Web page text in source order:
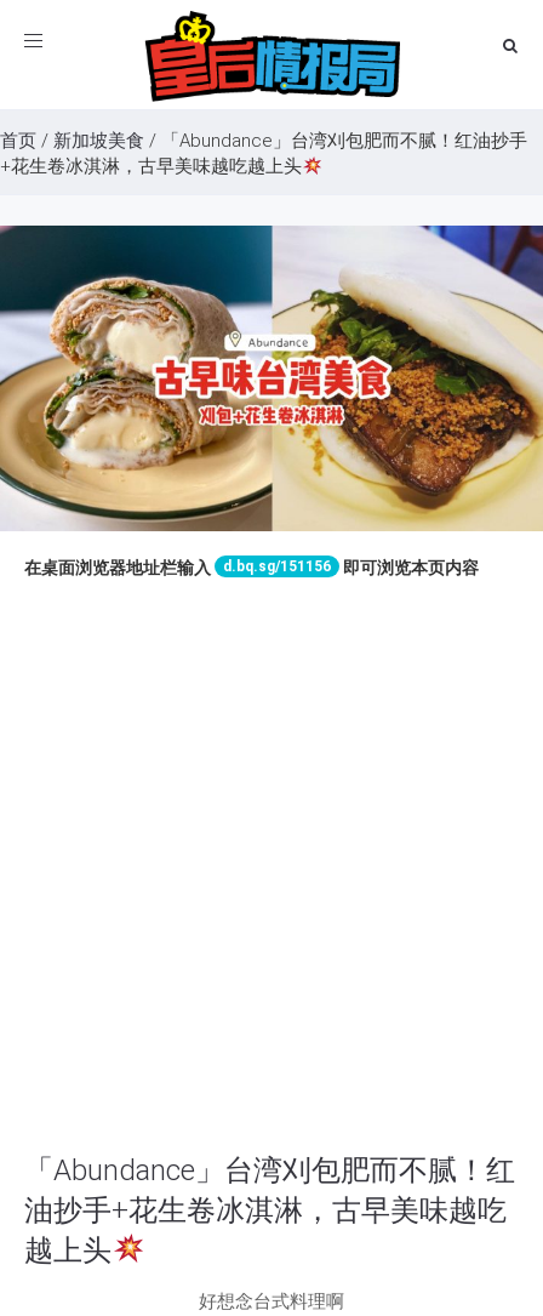
Toggle
首页 / 新加坡美食 /
「Abundance」台湾刈包肥而不腻！红油抄手
+花生卷冰淇淋，古早美味越吃越上头
在桌面浏览器地址栏输入 d.bq.sg/151156 即可浏览本页内容
「Abundance」台湾刈包肥而不腻！红
油抄手+花生卷冰淇淋，古早美味越吃
越上头
好想念台式料理啊